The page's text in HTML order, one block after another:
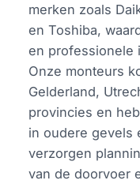
merken zoals
en Toshiba,
en professionele
Onze monteurs
Gelderland,
provincies en
in oudere gevels
verzorgen
van de doorvoer